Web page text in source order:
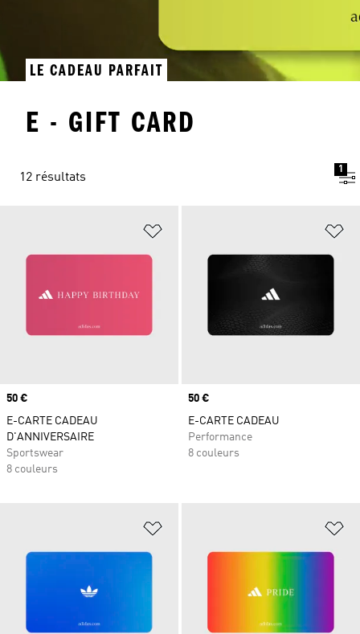
LE CADEAU PARFAIT
E - GIFT CARD
12 résultats
1
Ajouter à la Liste de produits
Prix
50 €
E-CARTE CADEAU
D'ANNIVERSAIRE
Sportswear
8 couleurs
Prix
50 €
E-CARTE CADEAU
Performance
8 couleurs
Ajouter à la Liste de produits